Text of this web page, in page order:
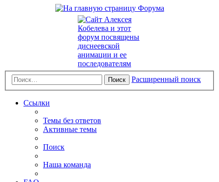
Поиск Расширенный поиск
Ссылки
Темы без ответов
Активные темы
Поиск
Наша команда